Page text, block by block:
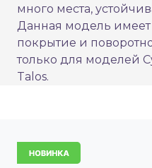
много места,
Данная модель
покрытие и
только для моделей
Talos.